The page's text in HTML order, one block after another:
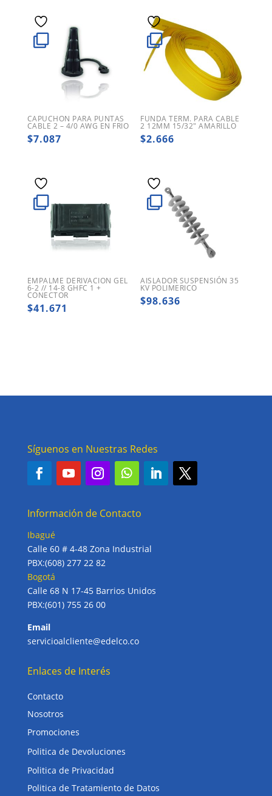
CAPUCHON PARA PUNTAS
CABLE 2 – 4/0 AWG EN FRIO
$7.087
FUNDA TERM. PARA CABLE
2 12MM 15/32″ AMARILLO
$2.666
EMPALME DERIVACION GEL
6-2 // 14-8 GHFC 1 +
CONECTOR
$41.671
AISLADOR SUSPENSIÓN 35
KV POLIMERICO
$98.636
Síguenos en Nuestras Redes
Información de Contacto
Ibagué
Calle 60 # 4-48 Zona Industrial
PBX:(608) 277 22 82
Bogotá
Calle 68 N 17-45 Barrios Unidos
PBX:(601) 755 26 00
Email
servicioalcliente@edelco.co
Enlaces de Interés
Contacto
Nosotros
Promociones
Politica de Devoluciones
Politica de Privacidad
Politica de Tratamiento de Datos